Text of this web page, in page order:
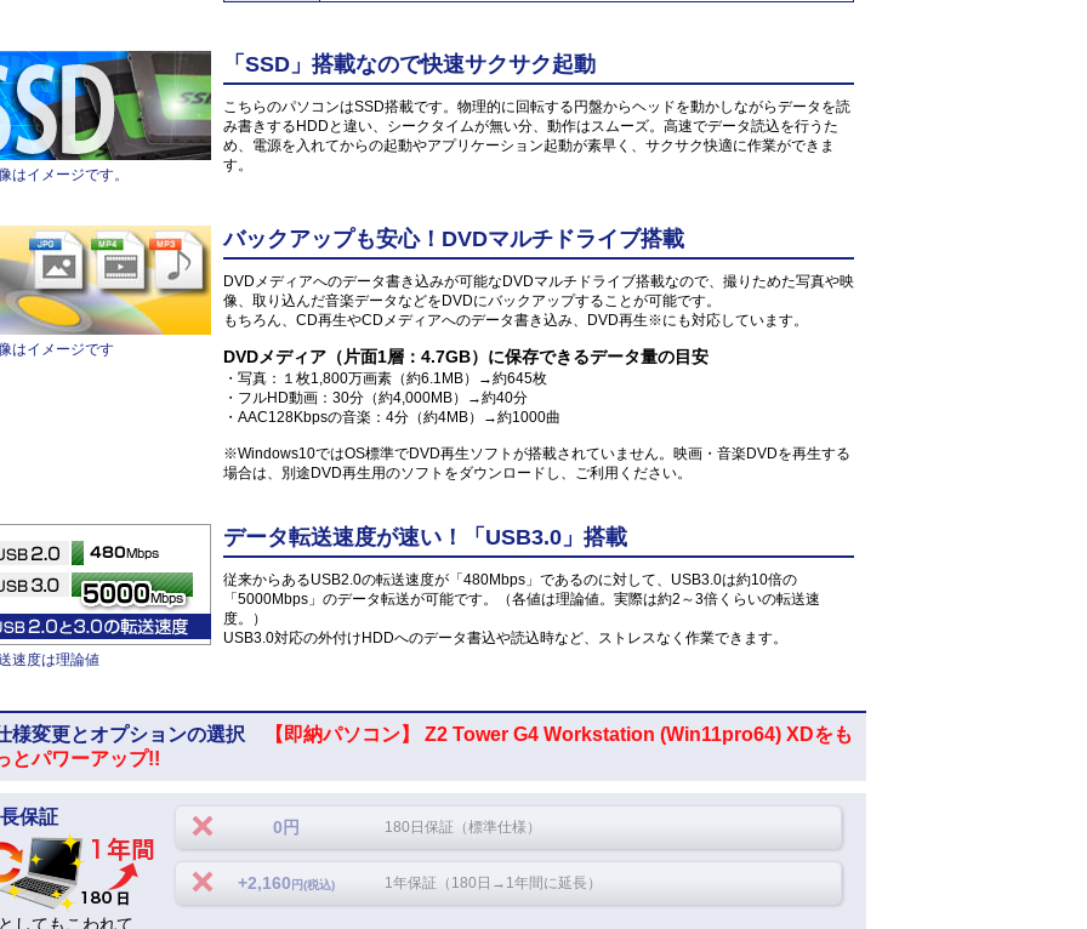
はイメージです。
「SSD」搭載なので快速サクサク起動
こちらのパソコンはSSD搭載です。物理的に回転する円盤からヘッドを動かしながらデータを読
み書きするHDDと違い、シークタイムが無い分、動作はスムーズ。高速でデータ読込を行うた
め、電源を入れてからの起動やアプリケーション起動が素早く、サクサク快適に作業ができま
す。
はイメージです
バックアップも安心！DVDマルチドライブ搭載
DVDメディアへのデータ書き込みが可能なDVDマルチドライブ搭載なので、撮りためた写真や映
像、取り込んだ音楽データなどをDVDにバックアップすることが可能です。
もちろん、CD再生やCDメディアへのデータ書き込み、DVD再生※にも対応しています。
DVDメディア（片面1層：4.7GB）に保存できるデータ量の目安
・写真：１枚1,800万画素（約6.1MB）→約645枚
・フルHD動画：30分（約4,000MB）→約40分
・AAC128Kbpsの音楽：4分（約4MB）→約1000曲
※Windows10ではOS標準でDVD再生ソフトが搭載されていません。映画・音楽DVDを再生する
場合は、別途DVD再生用のソフトをダウンロードし、ご利用ください。
速度は理論値
データ転送速度が速い！「USB3.0」搭載
従来からあるUSB2.0の転送速度が「480Mbps」であるのに対して、USB3.0は約10倍の
「5000Mbps」のデータ転送が可能です。（各値は理論値。実際は約2～3倍くらいの転送速
度。）
USB3.0対応の外付けHDDへのデータ書込や読込時など、ストレスなく作業できます。
様変更とオプションの選択
【即納パソコン】 Z2 Tower G4 Workstation (Win11pro64) XDをも
とパワーアップ!!
保証
してもこわれて
0円 180日保証（標準仕様）
+2,160 円(税込) 1年保証（180日→1年間に延長）